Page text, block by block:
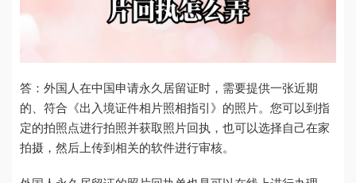
答：外国人在中国申请永久居留证时，需要提供一张近期
的、符合《出入境证件相片照相指引》的照片。您可以到指
定的拍照点进行拍照并获取照片回执，也可以选择自己在家
拍摄，然后上传到相关的软件进行审核。